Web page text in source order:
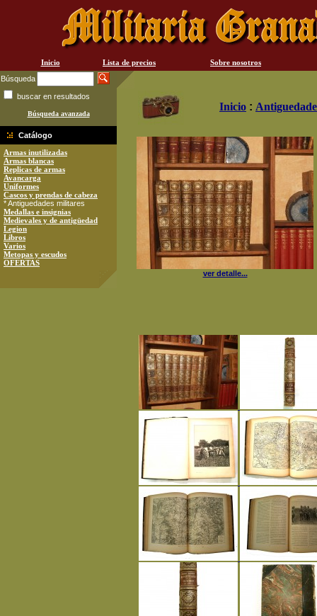
Inicio Lista de precios
Sobre nosotros
Búsqueda
buscar en resultados
Búsqueda avanzada
Catálogo
Armas inutilizadas
Armas blancas
Replicas de armas
Avancarga
Uniformes
Cascos y prendas de cabeza
* Antiguedades militares
Medallas e insignias
Medievales y de antigüedad
Legion
Libros
Varios
Metopas y escudos
OFERTAS
Inicio :
ver detalle...